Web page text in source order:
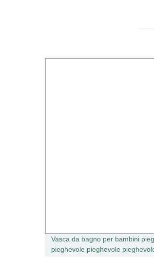
Vasca da bagno per bambini
pieghevole pieghevole